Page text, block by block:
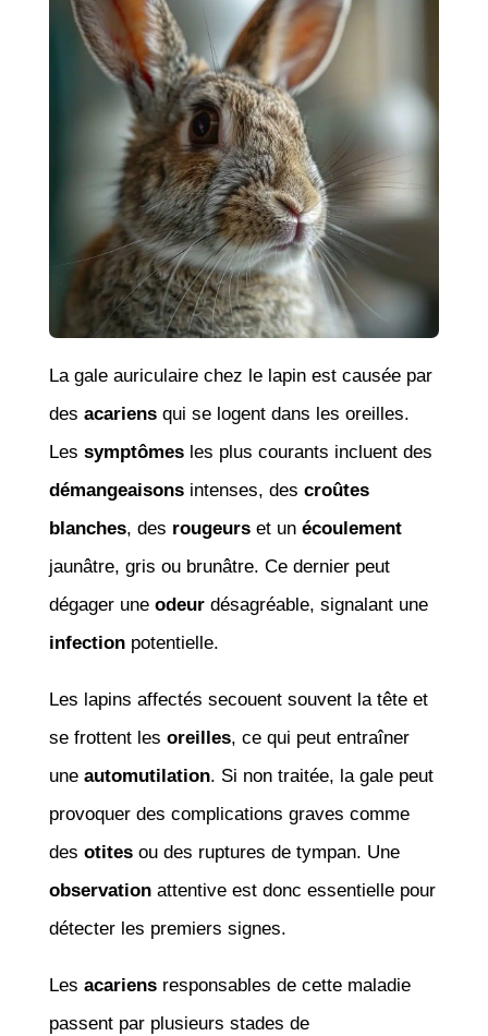
La gale auriculaire chez le lapin est causée par
des acariensqui se logent dans les oreilles.
Les symptômesles plus courants incluent des
démangeaisonsintenses, des croûtes
blanches, des rougeurset un écoulement
jaunâtre, gris ou brunâtre. Ce dernier peut
dégager une odeurdésagréable, signalant une
infectionpotentielle.
Les lapins affectés secouent souvent la tête et
se frottent les oreilles, ce qui peut entraîner
une automutilation. Si non traitée, la gale peut
provoquer des complications graves comme
des otitesou des ruptures de tympan. Une
observationattentive est donc essentielle pour
détecter les premiers signes.
Les acariensresponsables de cette maladie
passent par plusieurs stades de